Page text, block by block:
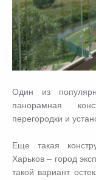
Один из
панорамная
перегородки и
Еще такая
Харьков – город
такой вариант